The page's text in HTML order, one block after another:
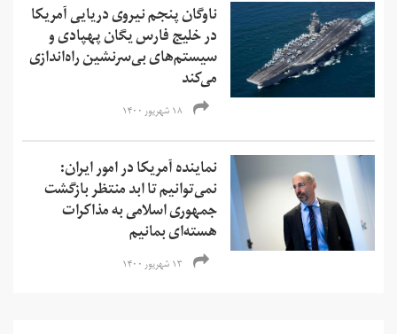
ناوگان پنجم نیروی دریایی آمریکا
در خلیج فارس یگان پهپادی و
سیستم‌های بی‌سرنشین راه‌اندازی
می‌کند
۱۸ شهریور ۱۴۰۰
نماینده آمریکا در امور ایران:
نمی‌‌توانیم تا ابد منتظر بازگشت
جمهوری اسلامی به مذاکرات
هسته‌ای بمانیم
۱۳ شهریور ۱۴۰۰